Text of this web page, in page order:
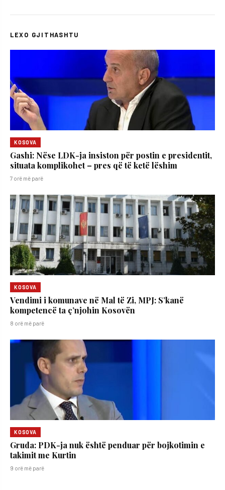
LEXO GJITHASHTU
KOSOVA
Gashi: Nëse LDK-ja insiston për postin e presidentit,
situata komplikohet – pres që të ketë lëshim
7 orë më parë
KOSOVA
Vendimi i komunave në Mal të Zi, MPJ: S’kanë
kompetencë ta ç’njohin Kosovën
8 orë më parë
KOSOVA
Gruda: PDK-ja nuk është penduar për bojkotimin e
takimit me Kurtin
9 orë më parë